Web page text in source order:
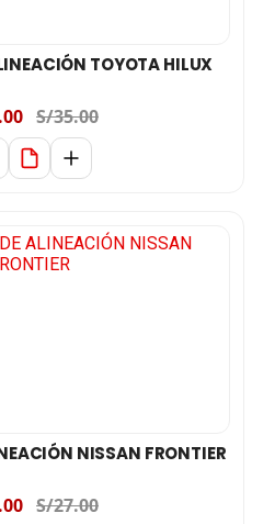
TOYOTA HILUX
S/35.00
NISSAN FRONTIER
S/27.00